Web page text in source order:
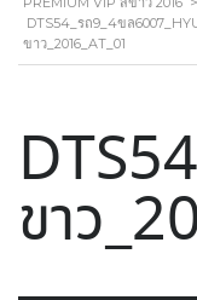
DTS54_รถ9_4ขล
ขาว_2016_AT_01
ขาว